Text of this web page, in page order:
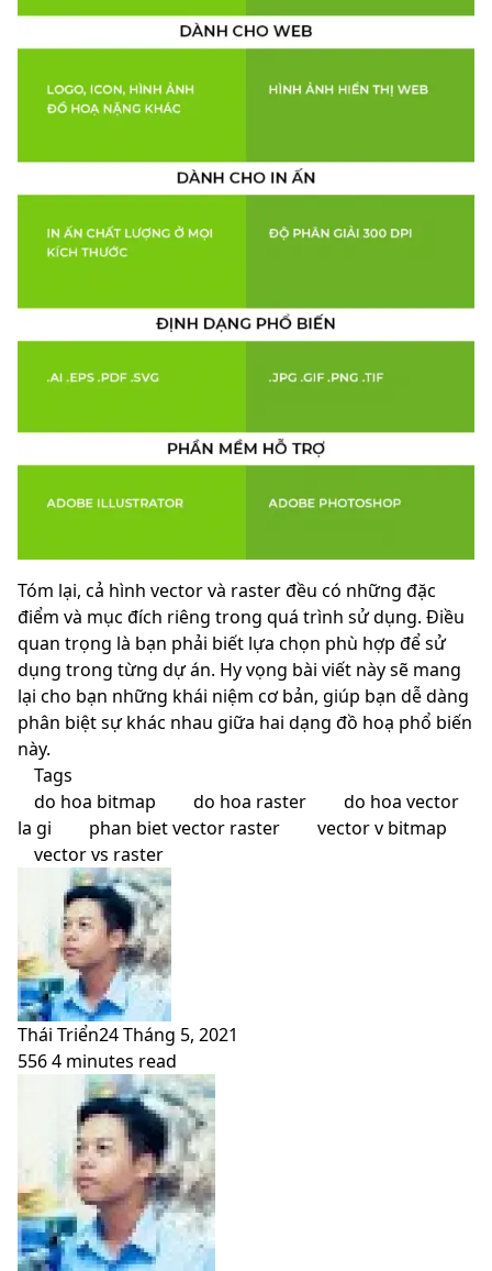
Tóm lại, cả hình vector và raster đều có những đặc
điểm và mục đích riêng trong quá trình sử dụng. Điều
quan trọng là bạn phải biết lựa chọn phù hợp để sử
dụng trong từng dự án. Hy vọng bài viết này sẽ mang
lại cho bạn những khái niệm cơ bản, giúp bạn dễ dàng
phân biệt sự khác nhau giữa hai dạng đồ hoạ phổ biến
này.
Tags
do hoa bitmap
do hoa raster
do hoa vector
la gi
phan biet vector raster
vector v bitmap
vector vs raster
Thái Triển24 Tháng 5, 2021
5564 minutes read
Facebook
LinkedIn
Pinterest
Messenger
Messenger
WhatsApp
Telegram
Facebook
LinkedIn
Pinterest
Messenger
Messenger
WhatsApp
Telegram